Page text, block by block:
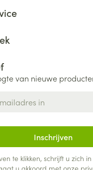
van nieuwe
Inschrijven
te klikken, schrijft u zich
u akkoord met onze